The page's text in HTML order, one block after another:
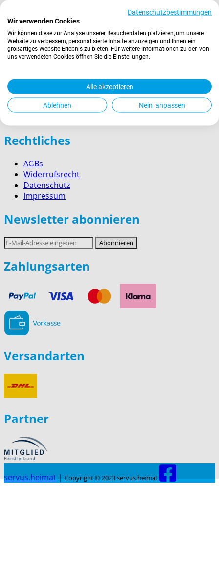
› Prien am Chiemsee
› Berchtesgaden
Wissenswertes
Versand
Kontakt
Rechtliches
AGBs
Widerrufsrecht
Datenschutz
Impressum
Newsletter abonnieren
E-
Mail-
Adresse
Abonnieren
Zahlungsarten
Versandarten
Partner
servus.heimat | Copyright © 2023 servus.heimat
Datenschutzbestimmungen
Wir verwenden Cookies
Wir können diese zur Analyse unserer Besucherdaten platzieren, um unsere
Website zu verbessern, personalisierte Inhalte anzuzeigen und Ihnen ein
großartiges Website-Erlebnis zu bieten. Für weitere Informationen zu den von
uns verwendeten Cookies öffnen Sie die Einstellungen.
Alle akzeptieren
Ablehnen Nein, anpassen